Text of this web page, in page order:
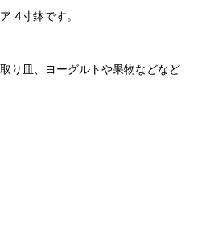
4寸鉢です。
り皿、ヨーグルトや果物などなど